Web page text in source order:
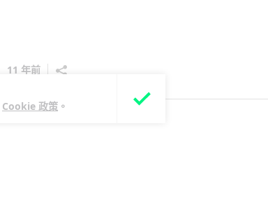
Cookie 政策 。
11 年前